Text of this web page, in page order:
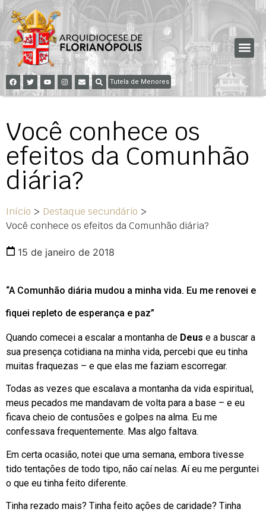
Tutela de Menores
Você conhece os
efeitos da Comunhão
diária?
Início > Destaque secundário >
Você conhece os efeitos da Comunhão diária?
15 de janeiro de 2018
“A Comunhão diária mudou a minha vida. Eu me renovei e
fiquei repleto de esperança e paz”
Quando comecei a escalar a montanha de Deus e a buscar a
sua presença cotidiana na minha vida, percebi que eu tinha
muitas fraquezas – e que elas me faziam escorregar.
Todas as vezes que escalava a montanha da vida espiritual,
meus pecados me mandavam de volta para a base – e eu
ficava cheio de contusões e golpes na alma. Eu me
confessava frequentemente. Mas algo faltava.
Em certa ocasião, notei que uma semana, embora tivesse
tido tentações de todo tipo, não caí nelas. Aí eu me perguntei
o que eu tinha feito diferente.
Tinha rezado mais? Tinha feito ações de caridade? Tinha